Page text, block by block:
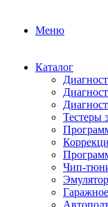
Меню
Каталог
Тестеры
Чип-